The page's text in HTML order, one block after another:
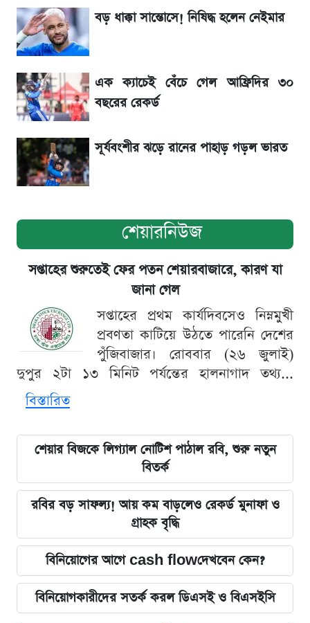
রেকর্ড
৬ আগস্ট দেশের বাজারে স্বর্ণের দাম
শেখ হাসিনার বক্তব্য ঘিরে ভারতকে কড়া বার্তা
বাংলাদেশের
বড় ধাক্কা সান্তোসে! নিষিদ্ধ হলেন নেইমার
এক ক্যাচেই বেঁচে গেল আফ্রিদির ৩০
বছরের রেকর্ড
সূর্যবংশীর ঝড়ে রানের পাহাড় গড়ল ভারত
শেয়ারনিউজ
সপ্তাহের শুরুতেই ফের পতন শেয়ারবাজারে, কারণ যা
জানা গেল
সপ্তাহের প্রথম কার্যদিবসেও নিম্নমুখী
প্রবণতা কাটিয়ে উঠতে পারেনি দেশের
পুঁজিবাজার। রোববার (২৬ জুলাই)
দুপুর ২টা ১৩ মিনিট পর্যন্তের হালনাগাদ তথ্য...
বিস্তারিত
শেয়ার বিজকে লিগ্যাল নোটিশ পাঠাল রবি, শুরু নতুন
বিতর্ক
রবির বড় সাফল্য! আয় কম বাড়লেও রেকর্ড মুনাফা ও
গ্রাহক বৃদ্ধি
বিনিয়োগের আগে cash flowদেখবেন কেন?
বিনিয়োগকারীদের সতর্ক করল ডিএসই ও বিএসইসি